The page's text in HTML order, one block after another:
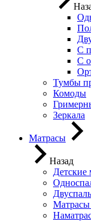
С
С
Тумбы
Комоды
Зеркала
Матрасы
Назад
Детские
Матрасы